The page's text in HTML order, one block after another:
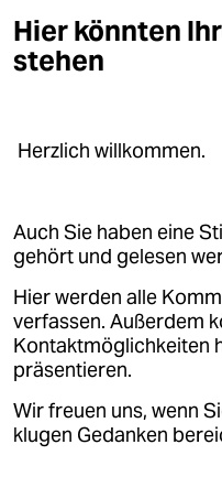
fragen & hilfe
Hier könnten
stehen
Herzlich willkommen.
Auch Sie haben eine
gehört und gelesen
Hier werden alle
verfassen. Außerdem
Kontaktmöglichkeiten
präsentieren.
Wir freuen uns, wenn
klugen Gedanken